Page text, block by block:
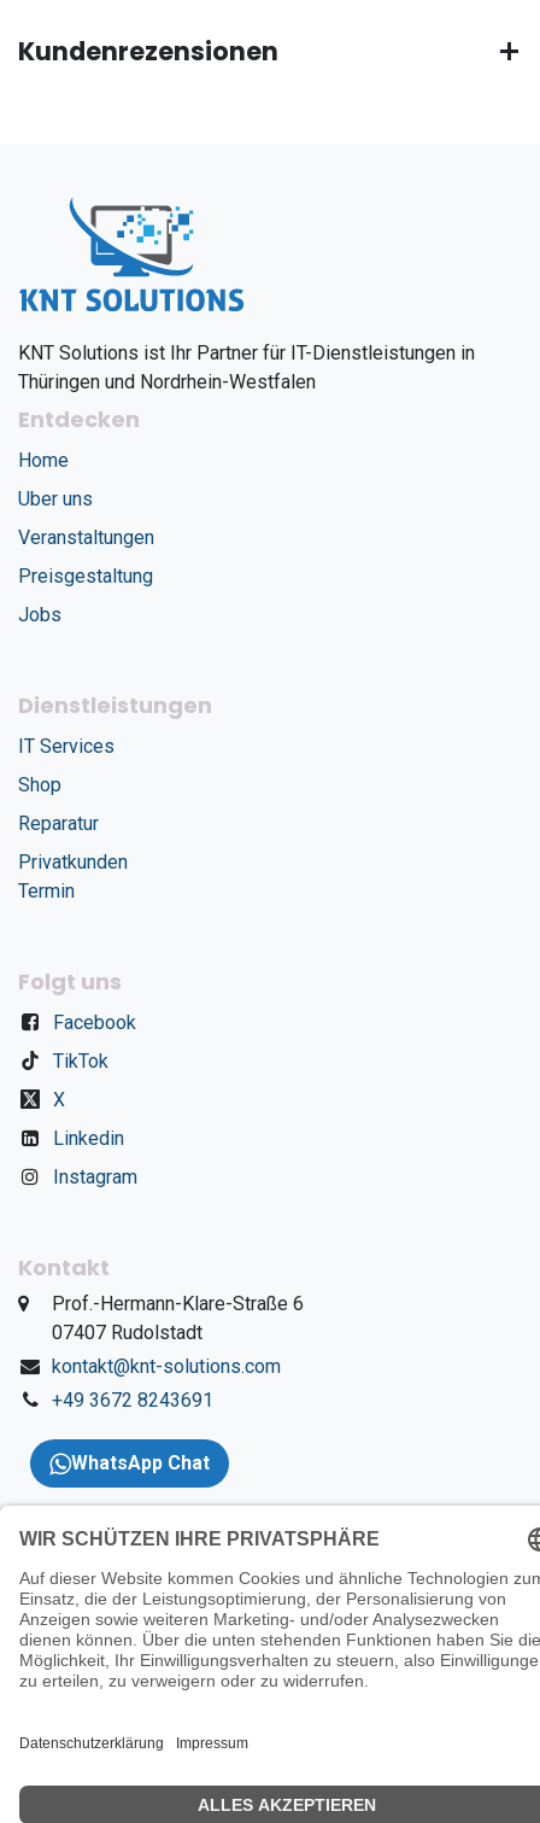
Kundenrezensionen
KNT Solutions ist Ihr Partner für IT-Dienstleistungen in
Thüringen und Nordrhein-Westfalen
Entdecken
Home
Uber uns
Veranstaltungen
Preisgestaltung
Jobs
Dienstleistungen
IT Services
Shop
Reparatur
Privatkunden
Termin
Folgt uns
Facebook
TikTok
X
Linkedin
Instagram
Kontakt
​Prof.-Hermann-Klare-Straße 6
​07407 Rudolstadt
kontakt@knt-solutions.com
+49 3672 8243691
WhatsApp Chat
Copyright 2026 © KNT
Solutions |Impressum|AGBs|Datenschutzerklärung|